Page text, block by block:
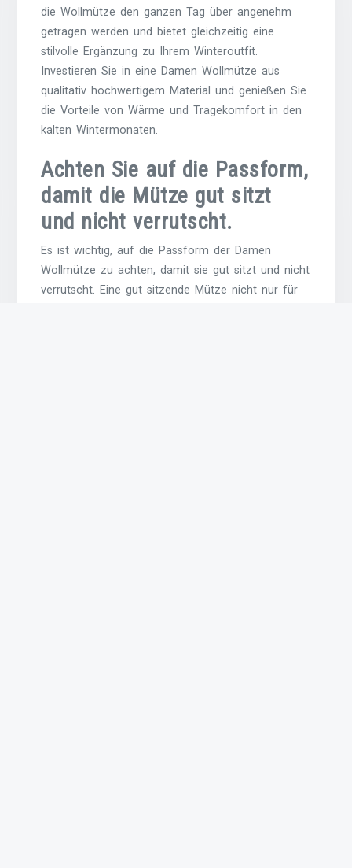
die Wollmütze den ganzen Tag über angenehm
getragen werden und bietet gleichzeitig eine
stilvolle Ergänzung zu Ihrem Winteroutfit.
Investieren Sie in eine Damen Wollmütze aus
qualitativ hochwertigem Material und genießen Sie
die Vorteile von Wärme und Tragekomfort in den
kalten Wintermonaten.
Achten Sie auf die Passform,
damit die Mütze gut sitzt
und nicht verrutscht.
Es ist wichtig, auf die Passform der Damen
Wollmütze zu achten, damit sie gut sitzt und nicht
verrutscht. Eine gut sitzende Mütze nicht nur für